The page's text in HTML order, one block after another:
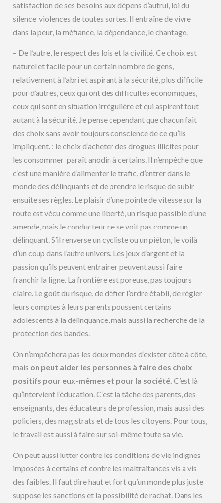
satisfaction de ses besoins aux dépens d’autrui, loi du
silence, violences de toutes sortes. Il entraîne de vivre
dans la peur, la méfiance, la dépendance, le chantage.
– De l’autre, le respect des lois et la civilité. Ce choix est
naturel et facile pour un certain nombre de gens,
relativement à l’abri et aspirant à la sécurité, plus difficile
pour d’autres, ceux qui ont des difficultés économiques,
ceux qui sont en situation irrégulière et qui aspirent tout
autant à la sécurité. Je pense cependant que chacun fait
des choix sans avoir toujours conscience de ce qu’ils
impliquent. : le choix d’acheter des drogues illicites pour
les consommer paraît anodin à certains. Il n’empêche que
c’est une manière d’alimenter le trafic, d’entrer dans le
monde des délinquants et de prendre le risque de subir
ensuite ses règles. Le plaisir d’une pointe de vitesse sur la
route est vécu comme une liberté, un risque passible d’une
amende, mais le conducteur ne se voit pas comme un
délinquant. S’il renverse un cycliste ou un piéton, le voilà
d’un coup dans l’autre univers. Les jeux d’argent et la
passion qu’ils peuvent entraîner peuvent aussi faire
franchir la ligne. La frontière est poreuse, pas toujours
claire. Le goût du risque, de défier l’ordre établi, de régler
leurs comptes à leurs parents poussent certains
adolescents à la délinquance, mais aussi la recherche de la
protection des bandes.
On n’empêchera pas les deux mondes d’exister côte à côte,
mais on peut aider les personnes à faire des choix
positifs pour eux-mêmes et pour la société. C’est là
qu’intervient l’éducation. C’est la tâche des parents, des
enseignants, des éducateurs de profession, mais aussi des
policiers, des magistrats et de tous les citoyens. Pour tous,
le travail est aussi à faire sur soi-même toute sa vie.
On peut aussi lutter contre les conditions de vie indignes
imposées à certains et contre les maltraitances vis à vis
des faibles. Il faut dire haut et fort qu’un monde plus juste
suppose les sanctions et la possibilité de rachat. Dans les